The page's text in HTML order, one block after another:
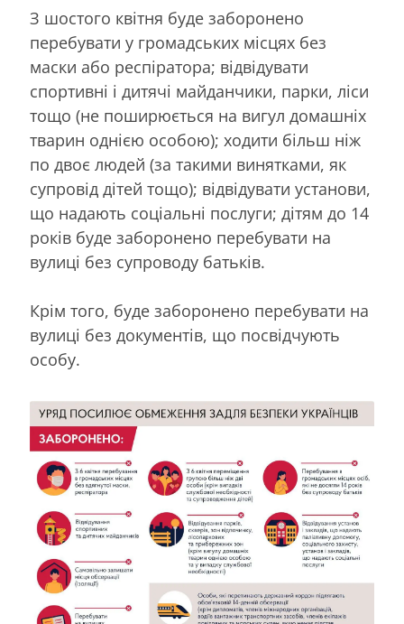
З шостого квітня буде заборонено
перебувати у громадських місцях без
маски або респіратора; відвідувати
спортивні і дитячі майданчики, парки, ліси
тощо (не поширюється на вигул домашніх
тварин однією особою); ходити більш ніж
по двоє людей (за такими винятками, як
супровід дітей тощо); відвідувати установи,
що надають соціальні послуги; дітям до 14
років буде заборонено перебувати на
вулиці без супроводу батьків.
Крім того, буде заборонено перебувати на
вулиці без документів, що посвідчують
особу.